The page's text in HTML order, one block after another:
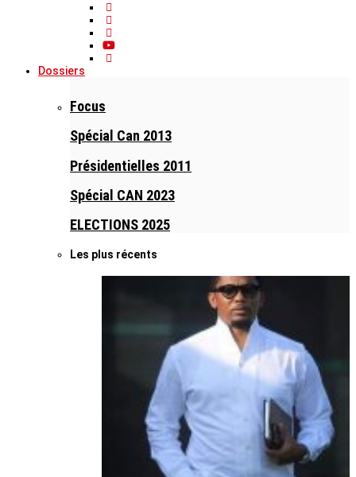
Dossiers
Focus
Spécial Can 2013
Présidentielles 2011
Spécial CAN 2023
ELECTIONS 2025
Les plus récents